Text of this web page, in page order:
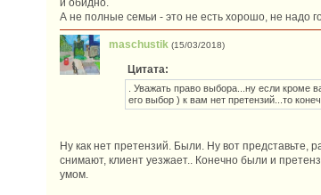
и обидно.
А не полные семьи - это не есть хорошо, не надо
maschustik (15/03/2018)
Цитата:
. Уважать право выбора...ну если кроме
его выбор ) к вам нет претензий...то
Ну как нет претензий. Были. Ну вот представьте,
снимают, клиент уезжает.. Конечно были и
умом.